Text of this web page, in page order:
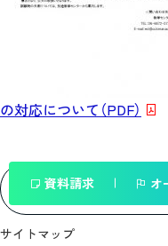
の対応について（PDF）
一覧へ戻る
資料請求 オ
サイトマップ